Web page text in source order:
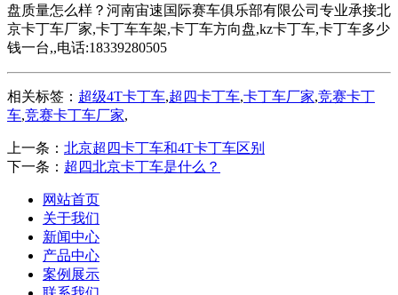
盘质量怎么样？河南宙速国际赛车俱乐部有限公司专业承接北
京卡丁车厂家,卡丁车车架,卡丁车方向盘,kz卡丁车,卡丁车多少
钱一台,,电话:18339280505
相关标签： 超级4T卡丁车,超四卡丁车,卡丁车厂家,竞赛卡丁
车,竞赛卡丁车厂家,
上一条： 北京超四卡丁车和4T卡丁车区别
下一条： 超四北京卡丁车是什么？
网站首页
关于我们
新闻中心
产品中心
案例展示